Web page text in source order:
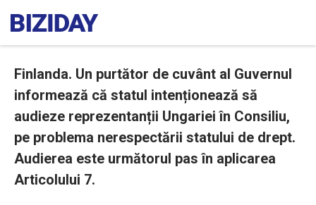
Finlanda. Un purtător de cuvânt al Guvernul
informează că statul intenționează să
audieze reprezentanții Ungariei în Consiliu,
pe problema nerespectării statului de drept.
Audierea este următorul pas în aplicarea
Articolului 7.